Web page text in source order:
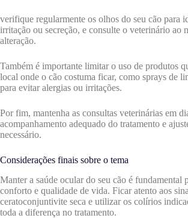
verifique regularmente os olhos do seu cão para
irritação ou secreção, e consulte o veterinário ao
alteração.
Também é importante limitar o uso de produtos
local onde o cão costuma ficar, como sprays de
para evitar alergias ou irritações.
Por fim, mantenha as consultas veterinárias em
acompanhamento adequado do tratamento e
necessário.
Considerações finais sobre o tema
Manter a saúde ocular do seu cão é fundamental
conforto e qualidade de vida. Ficar atento aos
ceratoconjuntivite seca e utilizar os colírios
toda a diferença no tratamento.